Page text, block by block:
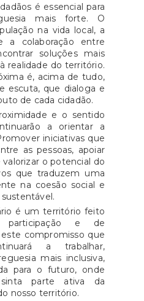
é essencial para
mais forte. O
na vida local, a
a colaboração entre
soluções mais
realidade do território.
é, acima de tudo,
escuta, que dialoga e
de cada cidadão.
e o sentido
a orientar a
iniciativas que
as pessoas, apoiar
o potencial do
que traduzem uma
na coesão social e
é um território feito
e de
compromisso que
a trabalhar,
mais inclusiva,
para o futuro, onde
parte ativa da
nosso território.